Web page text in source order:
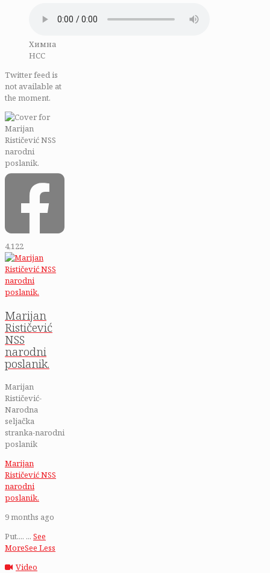
Химна
НСС
Twitter feed is
not available at
the moment.
4,122
Marijan
Rističević
NSS
narodni
poslanik.
Marijan
Rističević-
Narodna
seljačka
stranka-narodni
poslanik
Marijan
Rističević NSS
narodni
poslanik.
9 months ago
Put.... ... See
MoreSee Less
Video